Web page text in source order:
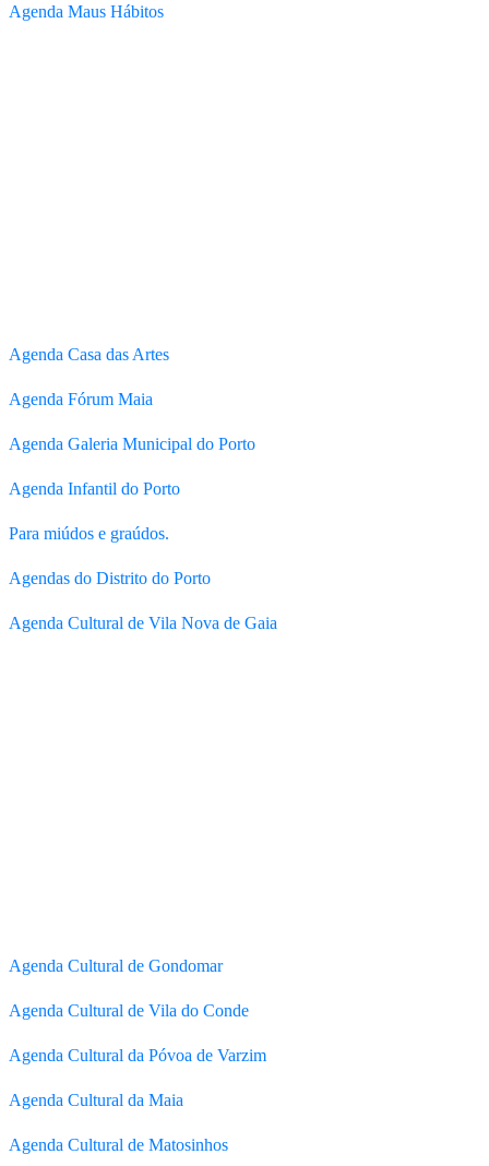
Agenda Maus Hábitos
Agenda Casa das Artes
Agenda Fórum Maia
Agenda Galeria Municipal do Porto
Agenda Infantil do Porto
Para miúdos e graúdos.
Agendas do Distrito do Porto
Agenda Cultural de Vila Nova de Gaia
Agenda Cultural de Gondomar
Agenda Cultural de Vila do Conde
Agenda Cultural da Póvoa de Varzim
Agenda Cultural da Maia
Agenda Cultural de Matosinhos